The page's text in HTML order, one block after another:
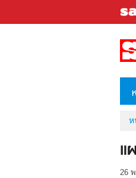
ห
แ
26